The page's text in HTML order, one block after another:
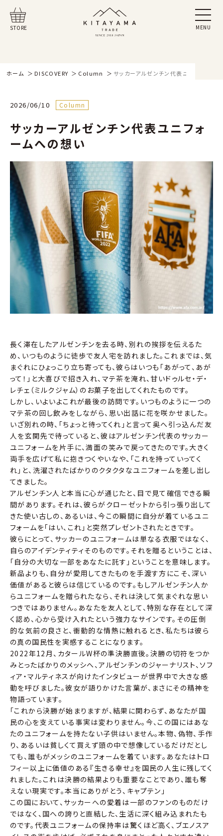
STORE MENU
ホーム DISCOVERY Column サッカーアルゼンチン代表ユニフォーム
2026/06/10 Column
サッカーアルゼンチン代表ユニフォ
ームへの想い
長く滞在したアルゼンチンを去る時、別れの挨拶を伝えるた
め、いつものように徒歩で友人宅を訪れました。これまでは、気
まぐれにひょっこり立ち寄っても、彼らはいつも「あがって、あが
って！」と大喜びで招き入れ、マテ茶を淹れ、甘いドゥルセ・デ・
レチェ（ミルクジャム）のお菓子を出してくれたものです。
しかし、いよいよこれが最後の訪問です。いつものように一つの
マテ茶の回し飲みをしながら、思い出話に花を咲かせました。
いざ別れの時、「ちょっと待ってくれ」と言って奥へ引っ込んだ友
人を玄関先で待っていると、彼はアルゼンチン代表のサッカー
ユニフォームを片手に、満面の笑みで戻ってきたのです。大きく
両手を広げて私に抱きつくやいなや、「これを持っていってく
れ」と、洗濯されたばかりのクタクタなユニフォームを差し出し
てきました。
アルゼンチン人と本当に心が通じたと、目で見て確信できる瞬
間があります。それは、彼らがクローゼットから引っ張り出して
きた使い古しの、あるいは、今この瞬間に自分が着ているユニ
フォームを「はい、これ」と突然プレゼントされたときです。
彼らにとって、サッカーのユニフォームは単なる衣服ではなく、
自らのアイデンティティそのものです。それを贈るということは、
「自分の大切な一部をあなたに託す」ということを意味します。
新品よりも、自分が愛用してきたものを手渡す方にこそ、深い
価値があると彼らは信じているのです。もしアルゼンチン人か
らユニフォームを贈られたなら、それは決して気まぐれな思い
つきではありません。あなたを友人として、特別な存在として深
く認め、心から受け入れたという強力なサインです。その圧倒
的な気前の良さと、衝動的な情熱に触れるとき、私たちは彼ら
の真の国民性を実感することになります。
2022年12月、カタールW杯の準決勝直後。決勝の切符をつか
みとったばかりのメッシへ、アルゼンチンのジャーナリスト、ソフ
ィア・マルティネスが向けたインタビューが世界中で大きな感
動を呼びました。彼女が語りかけた言葉が、まさにその精神を
物語っています。
「これから決勝が始まりますが、結果に関わらず、あなたが国
民の心を支えている事実は変わりません。今、この国にはあな
たのユニフォームを持たない子供はいません。本物、偽物、手作
り、あるいは貧しくて買えず頭の中で想像しているだけだとし
ても、誰もがメッシのユニフォームを着ています。あなたはトロ
フィー以上に価値のある『生きる幸せ』を国民の人生に残してく
れました。これは決勝の結果よりも重要なことであり、誰も奪
えない現実です。本当にありがとう、キャプテン」
この国において、サッカーへの愛着は一部のファンのものだけ
ではなく、国への誇りと直結した、生活に深く組み込まれたも
のです。代表ユニフォームの保持率は驚くほど高く、ブエノスア